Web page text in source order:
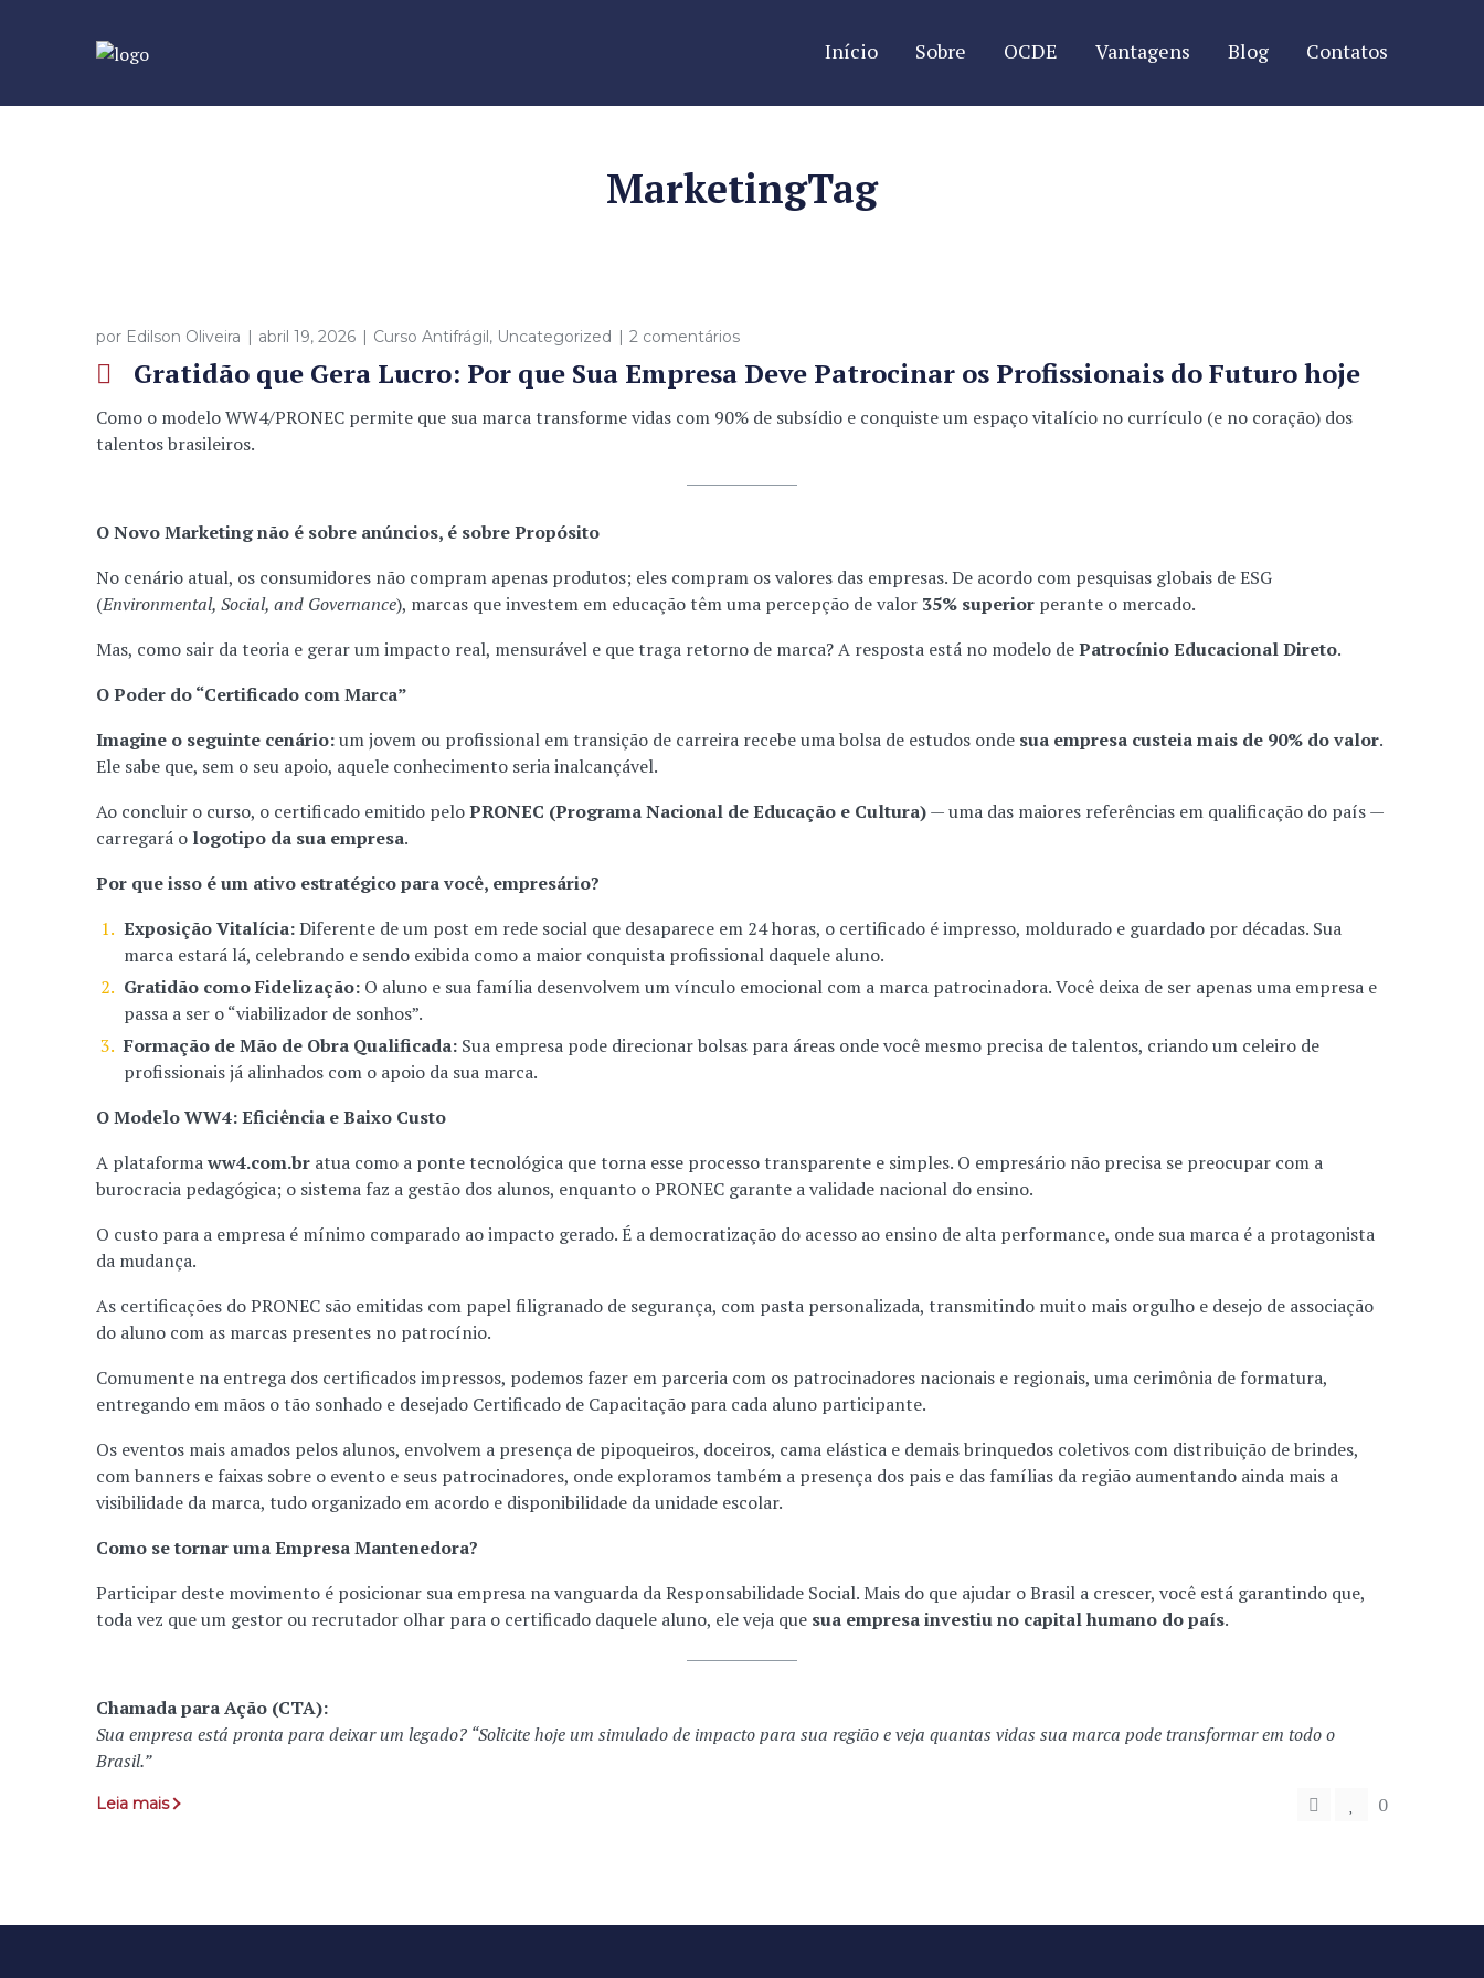
Início Sobre OCDE Vantagens Blog Contatos
MarketingTag
por Edilson Oliveira abril 19, 2026 Curso Antifrágil, Uncategorized 2 comentários
Gratidão que Gera Lucro: Por que Sua Empresa Deve Patrocinar os Profissionais do Futuro hoje
Como o modelo WW4/PRONEC permite que sua marca transforme vidas com 90% de subsídio e conquiste um espaço vitalício no currículo (e no coração) dos
talentos brasileiros.
O Novo Marketing não é sobre anúncios, é sobre Propósito
No cenário atual, os consumidores não compram apenas produtos; eles compram os valores das empresas. De acordo com pesquisas globais de ESG
(Environmental, Social, and Governance), marcas que investem em educação têm uma percepção de valor 35% superior perante o mercado.
Mas, como sair da teoria e gerar um impacto real, mensurável e que traga retorno de marca? A resposta está no modelo dePatrocínio Educacional Direto.
O Poder do “Certificado com Marca”
Imagine o seguinte cenário:um jovem ou profissional em transição de carreira recebe uma bolsa de estudos onde sua empresa custeia mais de 90% do valor.
Ele sabe que, sem o seu apoio, aquele conhecimento seria inalcançável.
Ao concluir o curso, o certificado emitido peloPRONEC (Programa Nacional de Educação e Cultura)— uma das maiores referências em qualificação do país —
carregará o logotipo da sua empresa.
Por que isso é um ativo estratégico para você, empresário?
Exposição Vitalícia:Diferente de um post em rede social que desaparece em 24 horas, o certificado é impresso, moldurado e guardado por décadas. Sua
marca estará lá, celebrando e sendo exibida como a maior conquista profissional daquele aluno.
Gratidão como Fidelização: O aluno e sua família desenvolvem um vínculo emocional com a marca patrocinadora. Você deixa de ser apenas uma empresa e
passa a ser o “viabilizador de sonhos”.
Formação de Mão de Obra Qualificada: Sua empresa pode direcionar bolsas para áreas onde você mesmo precisa de talentos, criando um celeiro de
profissionais já alinhados com o apoio da sua marca.
O Modelo WW4: Eficiência e Baixo Custo
A plataformaww4.com.br atua como a ponte tecnológica que torna esse processo transparente e simples. O empresário não precisa se preocupar com a
burocracia pedagógica; o sistema faz a gestão dos alunos, enquanto o PRONEC garante a validade nacional do ensino.
O custo para a empresa é mínimo comparado ao impacto gerado. É a democratização do acesso ao ensino de alta performance, onde sua marca é a protagonista
da mudança.
As certificações do PRONEC são emitidas com papel filigranado de segurança, com pasta personalizada, transmitindo muito mais orgulho e desejo de associação
do aluno com as marcas presentes no patrocínio.
Comumente na entrega dos certificados impressos, podemos fazer em parceria com os patrocinadores nacionais e regionais, uma cerimônia de formatura,
entregando em mãos o tão sonhado e desejado Certificado de Capacitação para cada aluno participante.
Os eventos mais amados pelos alunos, envolvem a presença de pipoqueiros, doceiros, cama elástica e demais brinquedos coletivos com distribuição de brindes,
com banners e faixas sobre o evento e seus patrocinadores, onde exploramos também a presença dos pais e das famílias da região aumentando ainda mais a
visibilidade da marca, tudo organizado em acordo e disponibilidade da unidade escolar.
Como se tornar uma Empresa Mantenedora?
Participar deste movimento é posicionar sua empresa na vanguarda da Responsabilidade Social. Mais do que ajudar o Brasil a crescer, você está garantindo que,
toda vez que um gestor ou recrutador olhar para o certificado daquele aluno, ele veja que sua empresa investiu no capital humano do país.
Chamada para Ação (CTA):
Sua empresa está pronta para deixar um legado? “Solicite hoje um simulado de impacto para sua região e veja quantas vidas sua marca pode transformar em todo o
Brasil.”
Leia mais 0